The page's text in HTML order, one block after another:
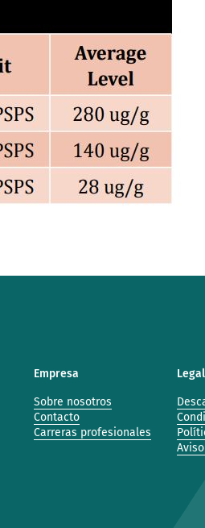
Empresa
Sobre nosotros
Contacto
Carreras profesionales
Legal